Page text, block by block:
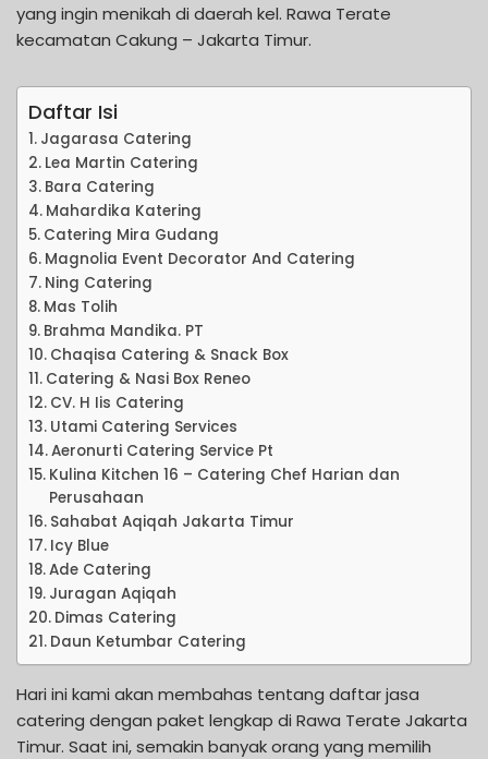
yang ingin menikah di daerah kel. Rawa Terate
kecamatan Cakung – Jakarta Timur.
Daftar Isi
Jagarasa Catering
Lea Martin Catering
Bara Catering
Mahardika Katering
Catering Mira Gudang
Magnolia Event Decorator And Catering
Ning Catering
Mas Tolih
Brahma Mandika. PT
Chaqisa Catering & Snack Box
Catering & Nasi Box Reneo
CV. H Iis Catering
Utami Catering Services
Aeronurti Catering Service Pt
Kulina Kitchen 16 – Catering Chef Harian dan
Perusahaan
Sahabat Aqiqah Jakarta Timur
Icy Blue
Ade Catering
Juragan Aqiqah
Dimas Catering
Daun Ketumbar Catering
Hari ini kami akan membahas tentang daftar jasa
catering dengan paket lengkap di Rawa Terate Jakarta
Timur. Saat ini, semakin banyak orang yang memilih